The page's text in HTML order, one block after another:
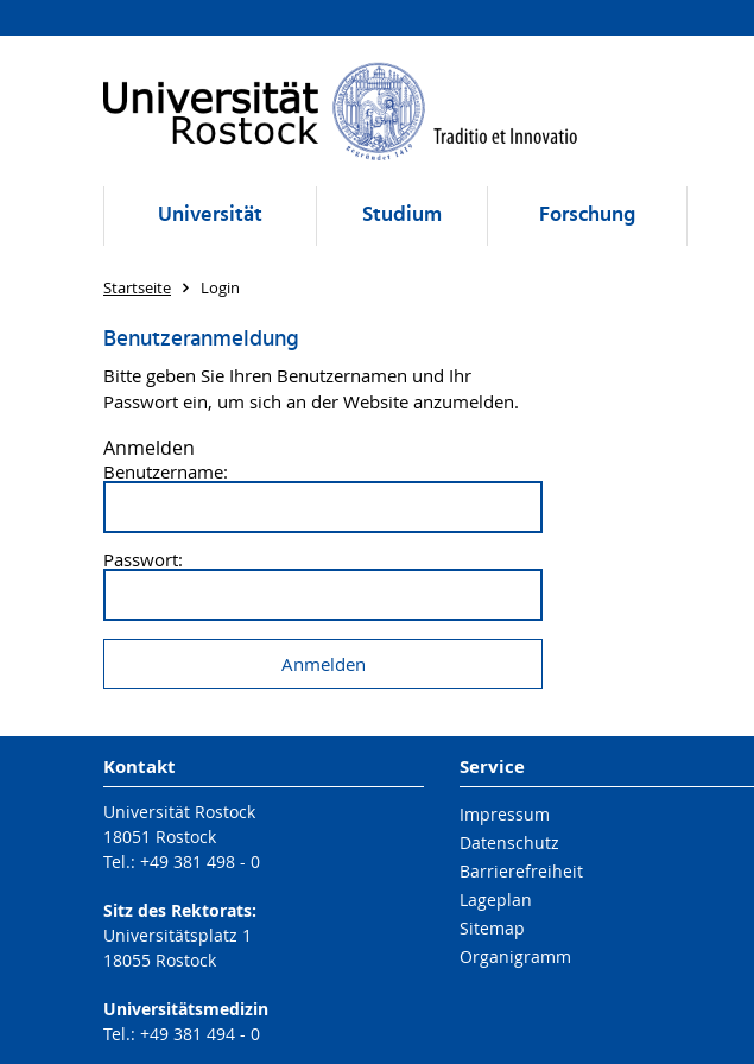
Universität Studium Forschung
Startseite Login
Benutzeranmeldung
Bitte geben Sie Ihren Benutzernamen und Ihr
Passwort ein, um sich an der Website anzumelden.
Anmelden
Benutzername:
Passwort:
Kontakt
Universität Rostock
18051 Rostock
Tel.: +49 381 498 - 0
Sitz des Rektorats:
Universitätsplatz 1
18055 Rostock
Universitätsmedizin
Tel.: +49 381 494 - 0
Service
Impressum
Datenschutz
Barrierefreiheit
Lageplan
Sitemap
Organigramm